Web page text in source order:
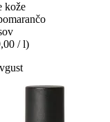
kože
/ l)